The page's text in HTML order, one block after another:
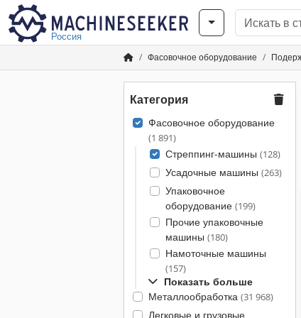
Россия
Фасовочное оборудование
Категория
Фасовочное оборудование
(1 891)
Стреппинг-машины (128)
Усадочные машины (263)
Упаковочное
оборудование (199)
Прочие упаковочные
машины (180)
Намоточные машины
(157)
Показать больше
Металлообработка (31 968)
Легковые и грузовые